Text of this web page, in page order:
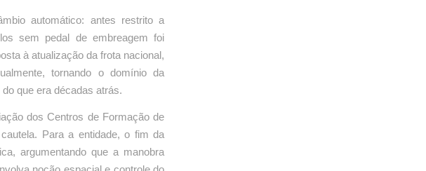
automático: antes restrito a
sem pedal de embreagem foi
à atualização da frota nacional,
tornando o domínio da
que era décadas atrás.
dos Centros de Formação de
Para a entidade, o fim da
argumentando que a manobra